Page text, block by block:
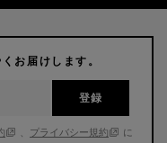
お届けします。
登録
プライバシー規約
に